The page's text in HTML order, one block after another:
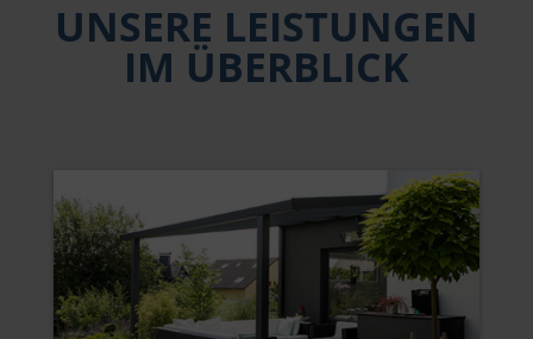
UNSERE LEISTUNGEN
IM ÜBERBLICK